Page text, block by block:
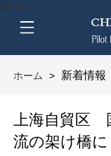
btn-nav
ホーム > 新着情報
上海自貿区
流の架け橋に